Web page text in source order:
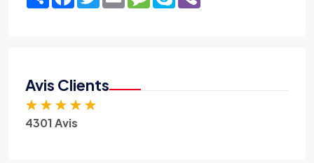
Avis Clients
★ ★ ★ ★ ★
4301 Avis